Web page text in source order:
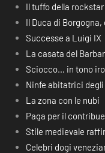
Il tuffo della
Il Duca di
Successe a Luigi IX
La casata del
Sciocco… in tono
Ninfe abitatrici degli
La zona con le nubi
Paga per il
Stile medievale
Celebri dogi